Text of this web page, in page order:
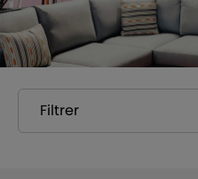
Filtrer